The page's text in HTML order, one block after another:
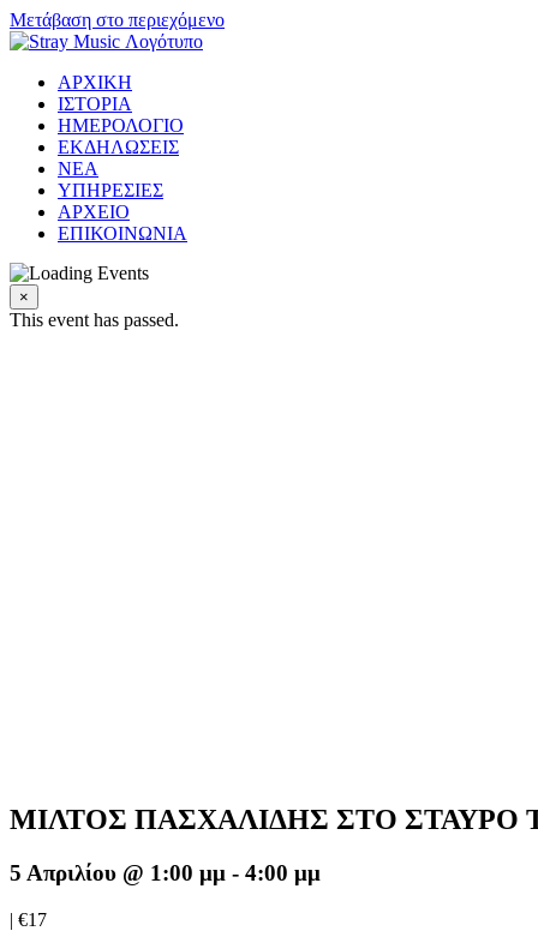
Μετάβαση στο περιεχόμενο
ΑΡΧΙΚΗ
ΙΣΤΟΡΙΑ
ΗΜΕΡΟΛΟΓΙΟ
ΕΚΔΗΛΩΣΕΙΣ
ΝΕΑ
ΥΠΗΡΕΣΙΕΣ
ΑΡΧΕΙΟ
ΕΠΙΚΟΙΝΩΝΙΑ
×
This event has passed.
ΜΙΛΤΟΣ ΠΑΣΧΑΛΙΔΗΣ ΣΤΟ ΣΤΑΥΡΟ
5 Απριλίου @ 1:00 μμ - 4:00 μμ
| €17